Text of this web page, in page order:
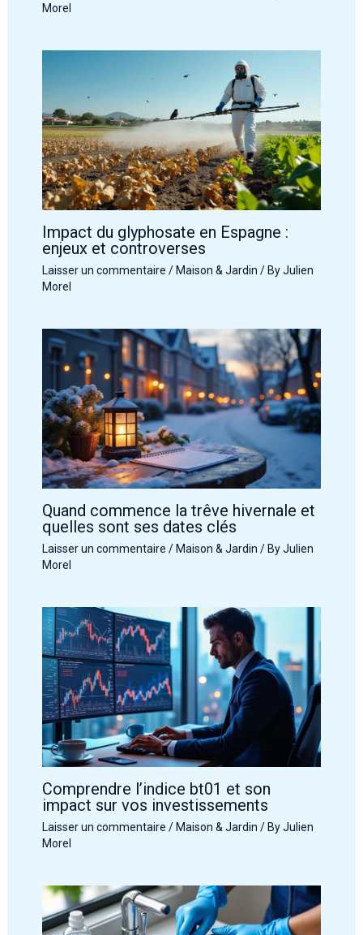
Morel
Impact du glyphosate en Espagne :
enjeux et controverses
Laisser un commentaire / Maison & Jardin / ByJulien
Morel
Quand commence la trêve hivernale et
quelles sont ses dates clés
Laisser un commentaire / Maison & Jardin / ByJulien
Morel
Comprendre l’indice bt01 et son
impact sur vos investissements
Laisser un commentaire / Maison & Jardin / ByJulien
Morel